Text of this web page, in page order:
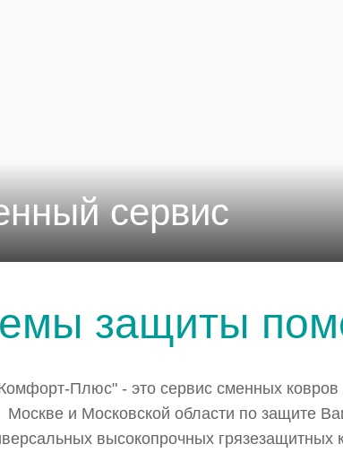
сервис
защиты
Плюс" - это сервис сменных
Москве и Московской области по защите
высокопрочных